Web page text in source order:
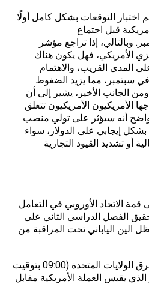
اختبار التوقعات بشكل كامل أولًا
قبل اجتماع
وبالتالي، إذا تراجع مؤشر
الأمريكي، فهل يكون هناك
المدى القريب، والاهتمام
سبتمبر، مما يزيد الضغوط
الجانب الأخير، يشير إلى أن
الأمريكيون الأمريكيون تتعلق
أنه سيؤثر على تولي منصب
بشكل إيجابي على الدولار، سواء
أو تشديد القيود التجارية
الاتحاد الأوروبي في التعامل
الفصل الدراسي الثاني على
الين الياباني تحت المراقبة من
في الساعة 04:00 بتوقيت شرق الولايات المتحدة (09:00 بتوقيت
يقيس العملة الأمريكية مقابل